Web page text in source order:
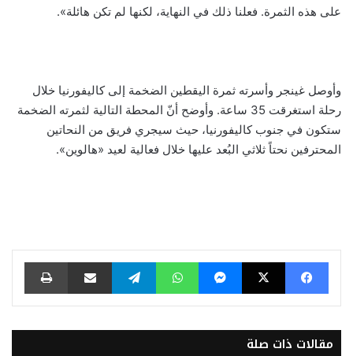
على هذه الثمرة. فعلنا ذلك في النهاية، لكنها لم تكن هائلة».
وأوصل غينجر وأسرته ثمرة اليقطين الضخمة إلى كاليفورنيا خلال
رحلة استغرقت 35 ساعة. وأوضح أنّ المحطة التالية لثمرته الضخمة
ستكون في جنوب كاليفورنيا، حيث سيجري فريق من النحاتين
المحترفين نحتاً ثلاثي البُعد عليها خلال فعالية لعيد «هالوين».
فيسبوك ‫X ماسنجر واتساب تيلقرام مشاركة عبر البريد طباعة
مقالات ذات صلة